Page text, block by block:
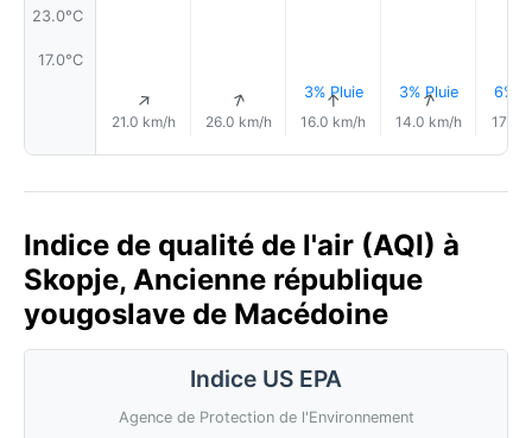
23.0°C
17.0°C
↑
21.0 km/h
↑
26.0 km/h
3% Pluie
↑
16.0 km/h
3% Pluie
↑
14.0 km/h
6%
17.0
Indice de qualité de l'air (AQI) à
Skopje, Ancienne république
yougoslave de Macédoine
Indice US EPA
Agence de Protection de l'Environnement